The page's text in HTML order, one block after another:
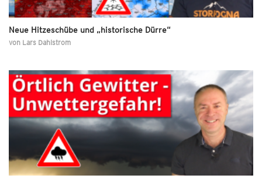
Neue Hitzeschübe und „historische Dürre“
von Lars Dahlstrom